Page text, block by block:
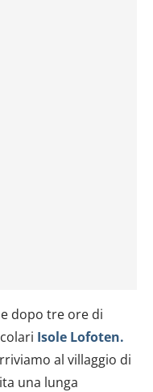
dopo tre ore di
Isole Lofoten.
al villaggio di
una lunga